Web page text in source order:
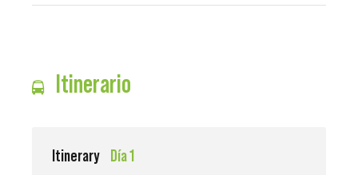
Itinerario
Itinerary Día 1